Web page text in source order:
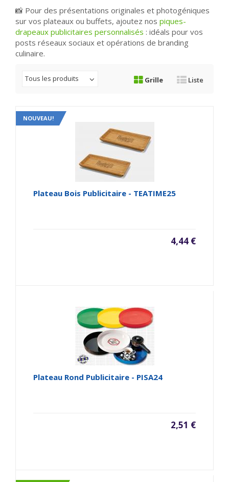
📸 Pour des présentations originales et photogéniques
sur vos plateaux ou buffets, ajoutez nos piques-
drapeaux publicitaires personnalisés : idéals pour vos
posts réseaux sociaux et opérations de branding
culinaire.
Tous les produits Grille Liste
NOUVEAU!
Plateau Bois Publicitaire - TEATIME25
4,44 €
Plateau Rond Publicitaire - PISA24
2,51 €